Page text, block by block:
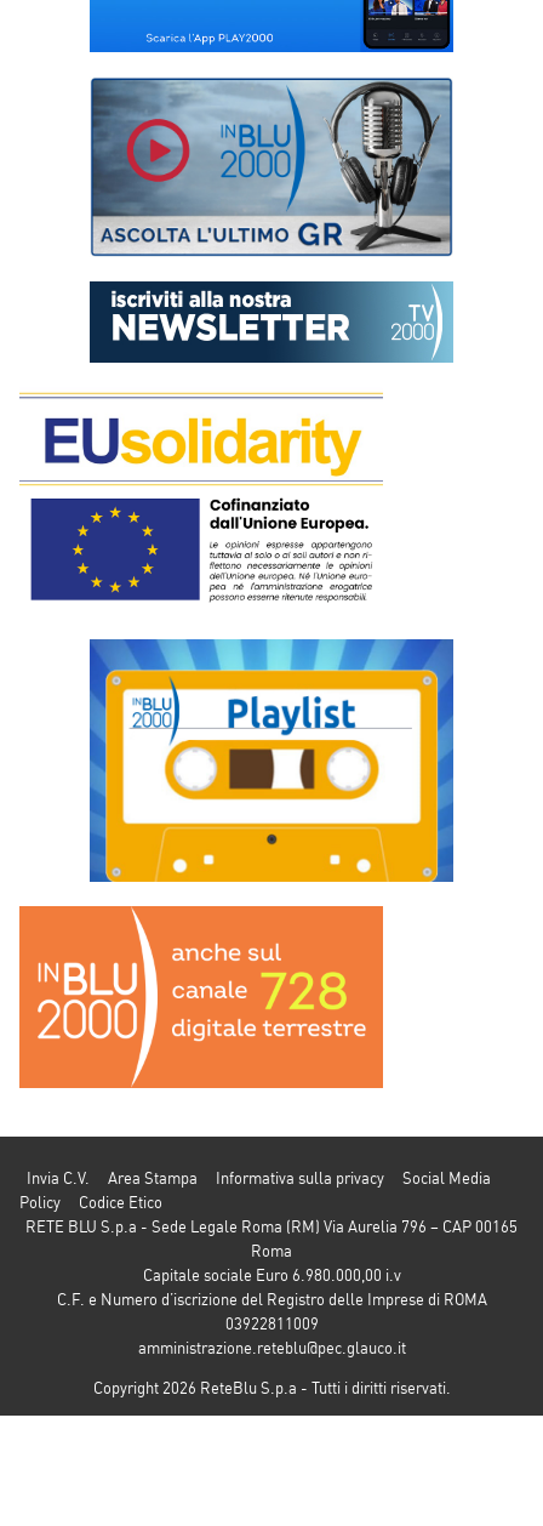
Invia C.V. Area Stampa Informativa sulla privacy
Social Media
Policy
Codice Etico
RETE BLU S.p.a - Sede Legale Roma (RM) Via Aurelia 796 – CAP 00165
Roma
Capitale sociale Euro 6.980.000,00 i.v
C.F. e Numero d’iscrizione del Registro delle Imprese di ROMA
03922811009
amministrazione.reteblu@pec.glauco.it
Copyright 2026 ReteBlu S.p.a - Tutti i diritti riservati.